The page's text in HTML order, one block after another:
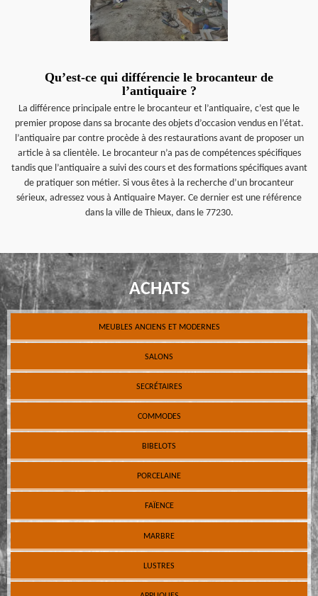
Qu’est-ce qui différencie le brocanteur de
l’antiquaire ?
La différence principale entre le brocanteur et l’antiquaire, c’est que le
premier propose dans sa brocante des objets d’occasion vendus en l’état.
l’antiquaire par contre procède à des restaurations avant de proposer un
article à sa clientèle. Le brocanteur n’a pas de compétences spécifiques
tandis que l’antiquaire a suivi des cours et des formations spécifiques avant
de pratiquer son métier. Si vous êtes à la recherche d’un brocanteur
sérieux, adressez vous à Antiquaire Mayer. Ce dernier est une référence
dans la ville de Thieux, dans le 77230.
ACHATS
MEUBLES ANCIENS ET MODERNES
SALONS
SECRÉTAIRES
COMMODES
BIBELOTS
PORCELAINE
FAÏENCE
MARBRE
LUSTRES